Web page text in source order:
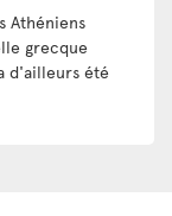
Athéniens
grecque
d'ailleurs été